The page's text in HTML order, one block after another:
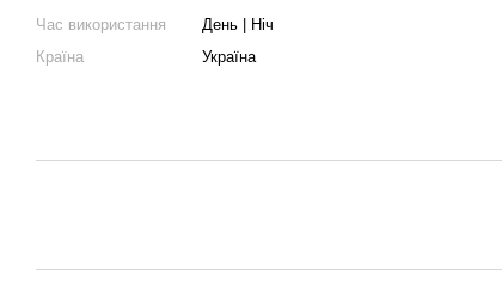
Час використання
День | Ніч
Країна
Україна